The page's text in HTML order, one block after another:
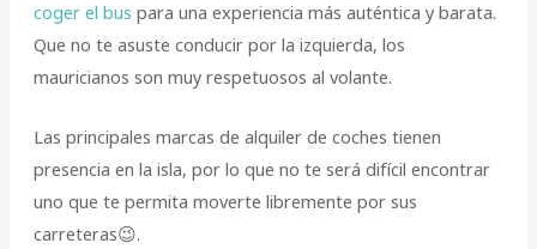
coger el bus para una experiencia más auténtica y barata.
Que no te asuste conducir por la izquierda, los
mauricianos son muy respetuosos al volante.
Las principales marcas de alquiler de coches tienen
presencia en la isla, por lo que no te será difícil encontrar
uno que te permita moverte libremente por sus
carreteras😉.